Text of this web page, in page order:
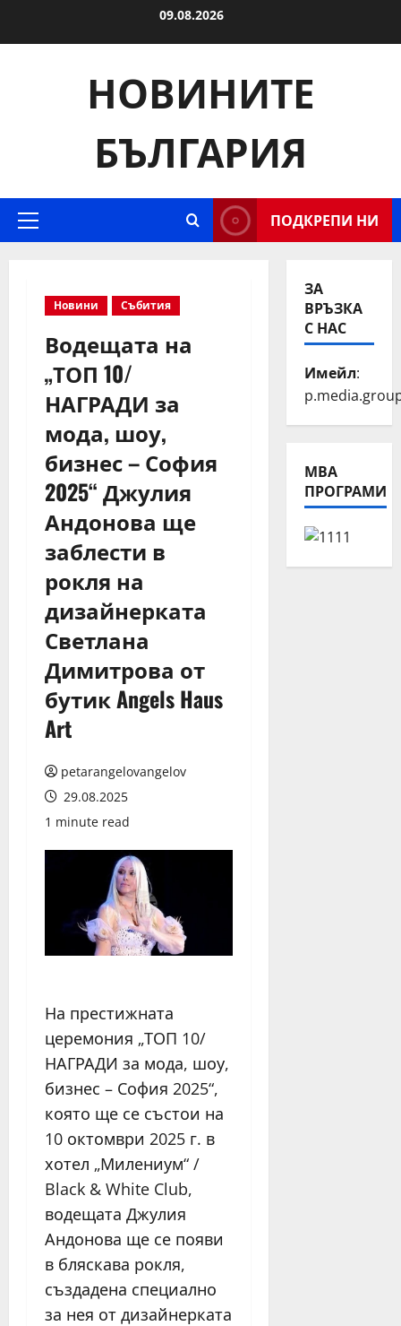
09.08.2026
НОВИНИТЕ
БЪЛГАРИЯ
Primary
ПОДКРЕПИ НИ
Новини Събития
Водещата на
„ТОП 10/
НАГРАДИ за
мода, шоу,
бизнес – София
2025“ Джулия
Андонова ще
заблести в
рокля на
дизайнерката
Светлана
Димитрова от
бутик Angels Haus
Art
petarangelovangelov
29.08.2025
1 minute read
На престижната
церемония „ТОП 10/
НАГРАДИ за мода, шоу,
бизнес – София 2025“,
която ще се състои на
10 октомври 2025 г. в
хотел „Милениум“ /
Black & White Club,
водещата Джулия
Андонова ще се появи
в бляскава рокля,
създадена специално
за нея от дизайнерката
ЗА
ВРЪЗКА
С НАС
Имейл:
МВА
ПРОГРАМИ